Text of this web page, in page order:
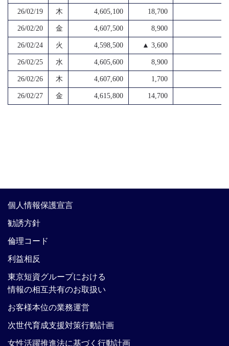
26/02/19 木 4,605,100 18,700
26/02/20 金 4,607,500 8,900
26/02/24 火 4,598,500 ▲ 3,600
26/02/25 水 4,605,600 8,900
26/02/26 木 4,607,600 1,700
26/02/27 金 4,615,800 14,700
個人情報保護宣言
勧誘方針
倫理コード
利益相反
東京短資グループにおける
情報の相互共有のお取扱い
お客様本位の業務運営
次世代育成支援対策行動計画
女性活躍推進法に基づく行動計画